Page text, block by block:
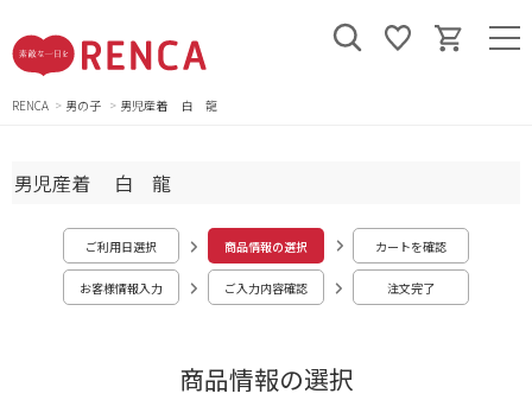
RENCA 男の子 男児産着 白 龍
商品情報の選択
男児産着 白 龍
ご利用日選択 商品情報の選択 カートを確認
お客様情報入力 ご入力内容確認 注文完了